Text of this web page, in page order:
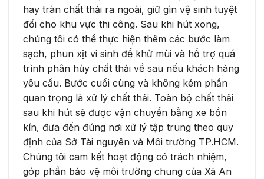
hay tràn chất thải ra ngoài, giữ gìn vệ sinh tuyệt
đối cho khu vực thi công. Sau khi hút xong,
chúng tôi có thể thực hiện thêm các bước làm
sạch, phun xịt vi sinh để khử mùi và hỗ trợ quá
trình phân hủy chất thải về sau nếu khách hàng
yêu cầu. Bước cuối cùng và không kém phần
quan trọng là xử lý chất thải. Toàn bộ chất thải
sau khi hút sẽ được vận chuyển bằng xe bồn
kín, đưa đến đúng nơi xử lý tập trung theo quy
định của Sở Tài nguyên và Môi trường TP.HCM.
Chúng tôi cam kết hoạt động có trách nhiệm,
góp phần bảo vệ môi trường chung của Xã An